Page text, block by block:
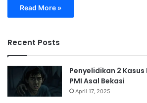
Read More »
Recent Posts
Penyelidikan 2
PMI Asal Bekasi
April 17, 2025